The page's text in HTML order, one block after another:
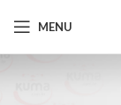
MENU